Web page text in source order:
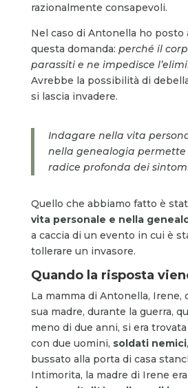
razionalmente consapevoli.
Nel caso di Antonella ho posto
questa domanda: perché il
parassiti e ne impedisce
Avrebbe la possibilità di
si lascia invadere.
Indagare nella vita
nella genealogia
radice profonda dei
Quello che abbiamo fatto è
vita personale e nella
a caccia di un evento in cui è
tollerare un invasore.
Quando la risposta
La mamma di Antonella, Irene,
sua madre, durante la guerra,
meno di due anni, si era trovata
con due uomini, soldati nemici
bussato alla porta di casa
Intimorita, la madre di Irene